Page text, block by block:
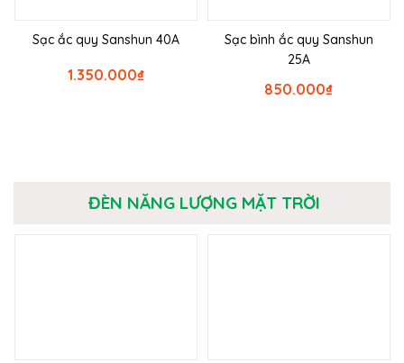
Sạc ắc quy Sanshun 40A
₫
1.350.000
Sạc bình ắc quy Sanshun
25A
₫
850.000
ĐÈN NĂNG LƯỢNG MẶT TRỜI